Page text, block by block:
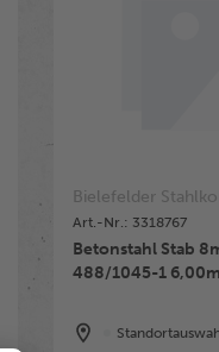
Bielefelder
Art.-Nr.: 3318767
Betonstahl Stab